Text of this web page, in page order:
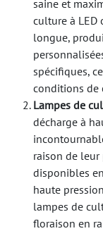
saine et
culture à LED
longue,
spécifiques,
conditions de
Lampes de
décharge à
raison de leur
disponibles
haute
lampes de
floraison en